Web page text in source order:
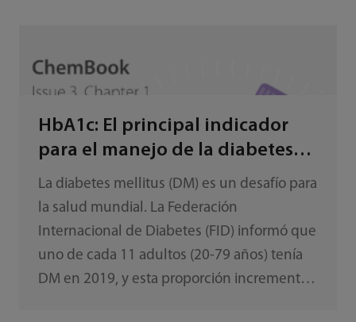
concentración de analito (antígeno)
comienza a exceder la cantidad de
HbA1c: El principal indicador
para el manejo de la diabetes
mellitus
La diabetes mellitus (DM) es un desafío para
la salud mundial. La Federación
Internacional de Diabetes (FID) informó que
uno de cada 11 adultos (20-79 años) tenía
DM en 2019, y esta proporción incrementa a